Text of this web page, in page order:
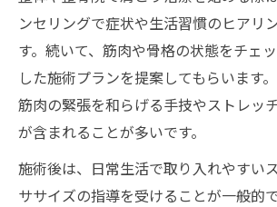
ンセリングで症状や生活習慣のヒアリ
す。続いて、筋肉や骨格の状態をチェ
した施術プランを提案してもらいます
筋肉の緊張を和らげる手技やストレッ
が含まれることが多いです。
施術後は、日常生活で取り入れやすい
ササイズの指導を受けることが一般的